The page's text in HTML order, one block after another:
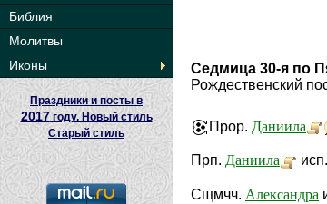
Библия
Молитвы
Иконы
Праздники и посты в
2017году. Новый стиль
Старый стиль
Седмица 30-я по
Рождественский
Прор. Даниила
Прп. Даниила
Сщмчч. Александра